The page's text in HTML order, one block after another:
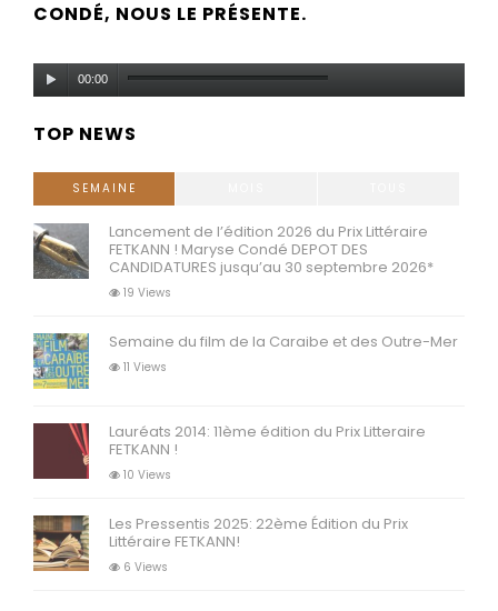
CONDÉ, NOUS LE PRÉSENTE.
Lecteur00:00
TOP NEWS
SEMAINE
Lancement de l’édition 2026 du Prix Littéraire
FETKANN ! Maryse Condé DEPOT DES
CANDIDATURES jusqu’au 30 septembre 2026*
19 Views
Semaine du film de la Caraibe et des Outre-Mer
11 Views
Lauréats 2014: 11ème édition du Prix Litteraire
FETKANN !
10 Views
Les Pressentis 2025: 22ème Édition du Prix
Littéraire FETKANN!
6 Views